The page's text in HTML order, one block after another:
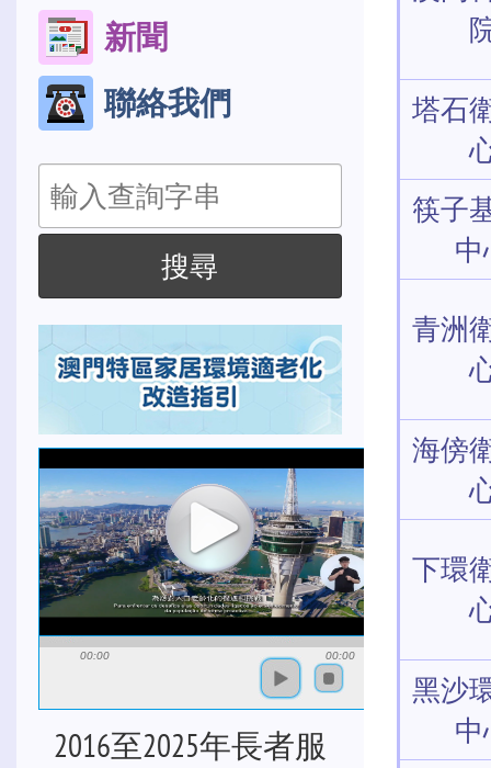
新聞
聯絡我們
搜
尋
搜尋
00:00 00:00
2016至2025年長者服
塔石
筷子
中
青洲
海傍
下環
黑沙
中